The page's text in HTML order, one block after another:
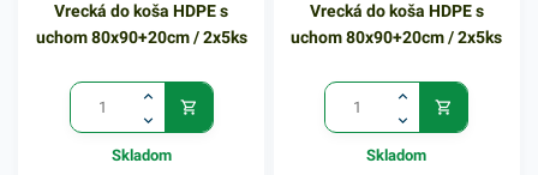
Je ľahká a pevná, jej materiál
je bezpečný a udržateľný pre
balenie obsahuje 12 kusov
misiek. V našej ponuke
nájdete ďalšie podobné
Vrecká do koša HDPE s
uchom 80x90+20cm / 2x5ks
Skladom
Vrecká do koša HDPE s
uchom 80x90+20cm / 2x5ks
Skladom